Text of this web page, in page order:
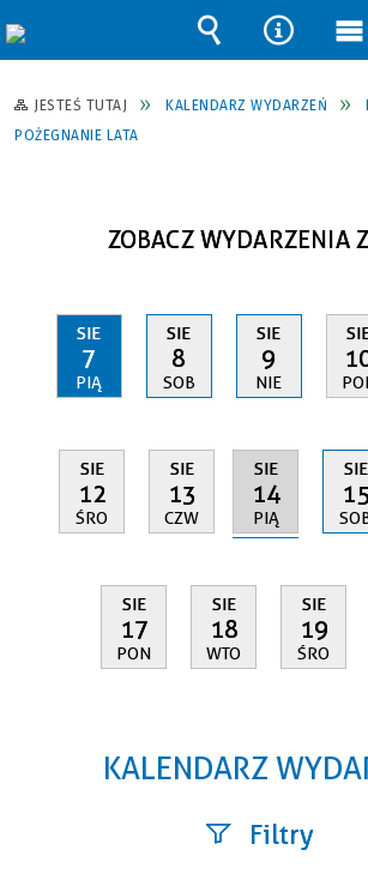
JESTEŚ TUTAJ KALENDARZ WYDARZEŃ
POŻEGNANIE LATA
ZOBACZ WYDARZENIA
SIE
7
PIĄ
SIE
8
SOB
SIE
9
NIE
SIE
12
ŚRO
SIE
13
CZW
SIE
14
PIĄ
SIE
15
SIE
17
PON
SIE
18
WTO
SIE
19
ŚRO
KALENDARZ
Filtry